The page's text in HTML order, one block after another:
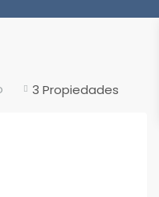
3 Propiedades